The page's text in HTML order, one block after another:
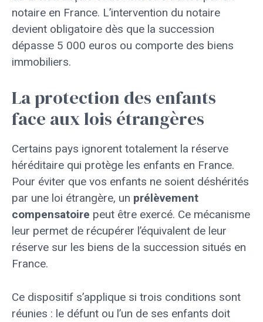
notaire en France. L’intervention du notaire
devient obligatoire dès que la succession
dépasse 5 000 euros ou comporte des biens
immobiliers.
La protection des enfants
face aux lois étrangères
Certains pays ignorent totalement la réserve
héréditaire qui protège les enfants en France.
Pour éviter que vos enfants ne soient déshérités
par une loi étrangère, un prélèvement
compensatoire peut être exercé. Ce mécanisme
leur permet de récupérer l’équivalent de leur
réserve sur les biens de la succession situés en
France.
Ce dispositif s’applique si trois conditions sont
réunies : le défunt ou l’un de ses enfants doit